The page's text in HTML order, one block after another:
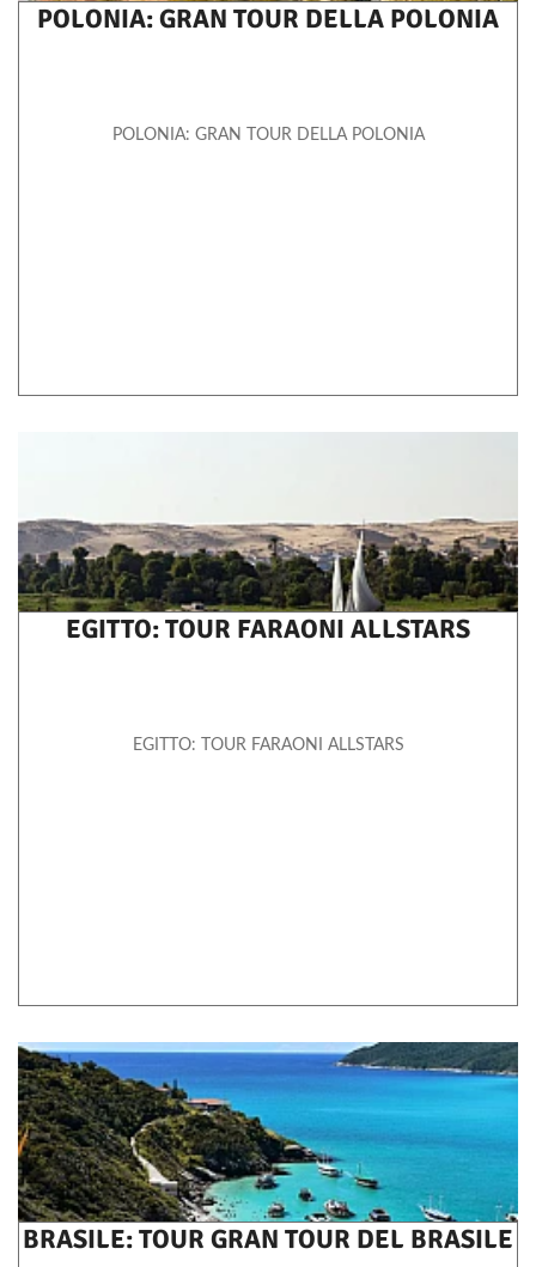
POLONIA: GRAN TOUR DELLA POLONIA
POLONIA: GRAN TOUR DELLA POLONIA
EGITTO: TOUR FARAONI ALLSTARS
EGITTO: TOUR FARAONI ALLSTARS
BRASILE: TOUR GRAN TOUR DEL BRASILE